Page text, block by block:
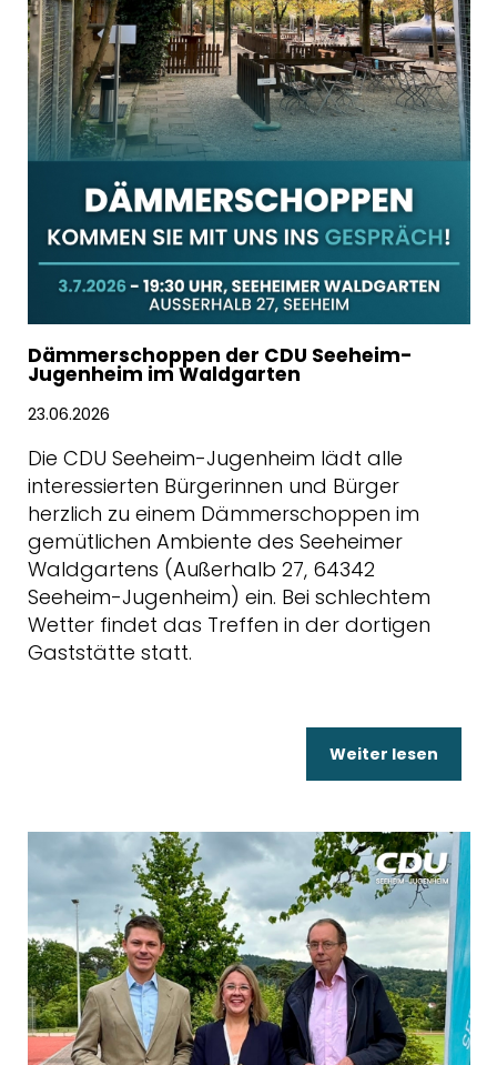
Dämmerschoppen der CDU Seeheim-
Jugenheim im Waldgarten
23.06.2026
Die CDU Seeheim-Jugenheim lädt alle
interessierten Bürgerinnen und Bürger
herzlich zu einem Dämmerschoppen im
gemütlichen Ambiente des Seeheimer
Waldgartens (Außerhalb 27, 64342
Seeheim-Jugenheim) ein. Bei schlechtem
Wetter findet das Treffen in der dortigen
Gaststätte statt.
Weiter lesen